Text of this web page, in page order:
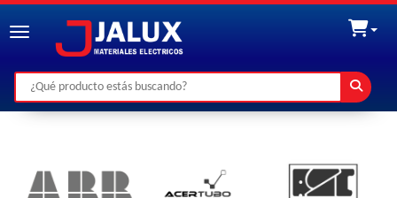
Toggle navigation